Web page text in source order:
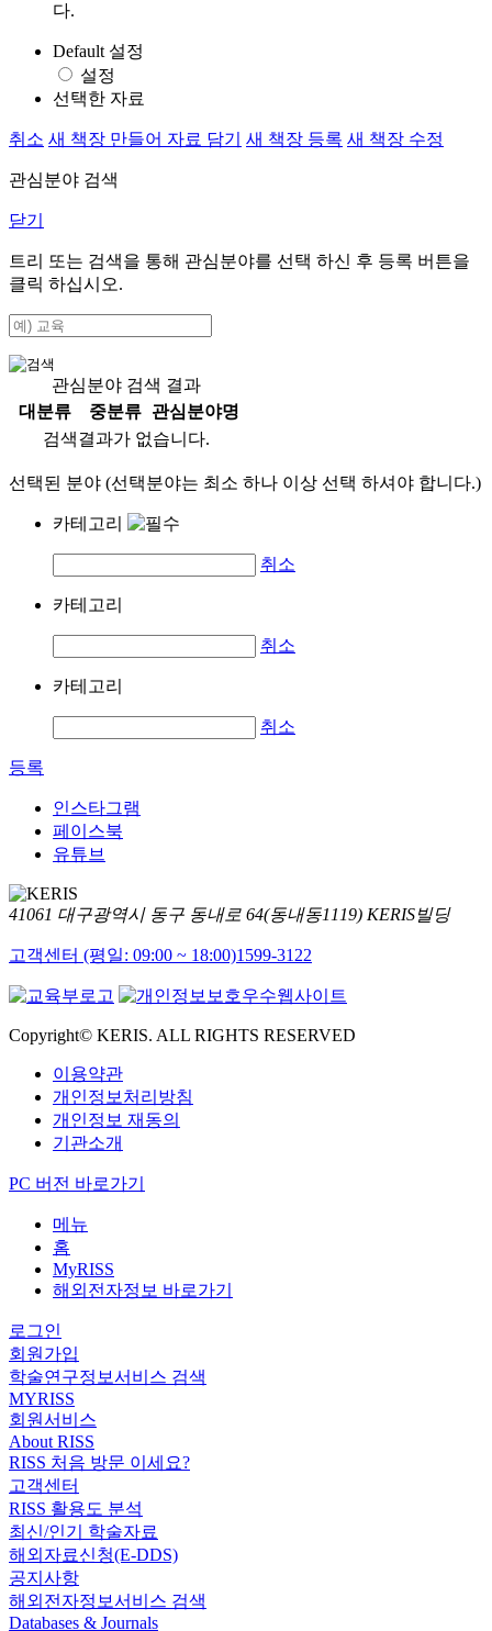
다.
Default 설정
설정
선택한 자료
취소 새 책장 만들어 자료 담기 새 책장 등록 새 책장 수정
관심분야 검색
닫기
트리 또는 검색을 통해 관심분야를 선택 하신 후 등록 버튼을
클릭 하십시오.
관심분야 검색 결과
대분류
중분류
관심분야명
검색결과가 없습니다.
선택된 분야 (선택분야는 최소 하나 이상 선택 하셔야 합니다.)
카테고리
취소
카테고리
취소
카테고리
취소
등록
인스타그램
페이스북
유튜브
41061 대구광역시 동구 동내로 64(동내동1119) KERIS빌딩
고객센터 (평일: 09:00 ~ 18:00)1599-3122
Copyright© KERIS. ALL RIGHTS RESERVED
이용약관
개인정보처리방침
개인정보 재동의
기관소개
PC 버전 바로가기
메뉴
홈
MyRISS
해외전자정보 바로가기
로그인
회원가입
학술연구정보서비스 검색
MYRISS
회원서비스
About RISS
RISS 처음 방문 이세요?
고객센터
RISS 활용도 분석
최신/인기 학술자료
해외자료신청(E-DDS)
공지사항
해외전자정보서비스 검색
Databases & Journals